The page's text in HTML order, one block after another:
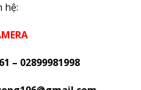
hệ:
– 02899981998